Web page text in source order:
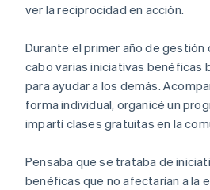
ver la reciprocidad en acción.
Durante el primer año de gestión
cabo varias iniciativas
para ayudar a los demás.
forma individual, organicé un
impartí clases gratuitas en la
Pensaba que se trataba de
benéficas que no afectarían a la